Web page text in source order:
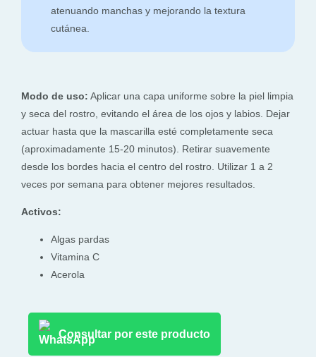
atenuando manchas y mejorando la textura
cutánea.
Modo de uso: Aplicar una capa uniforme sobre la piel limpia
y seca del rostro, evitando el área de los ojos y labios. Dejar
actuar hasta que la mascarilla esté completamente seca
(aproximadamente 15-20 minutos). Retirar suavemente
desde los bordes hacia el centro del rostro. Utilizar 1 a 2
veces por semana para obtener mejores resultados.
Activos:
Algas pardas
Vitamina C
Acerola
Consultar por este producto